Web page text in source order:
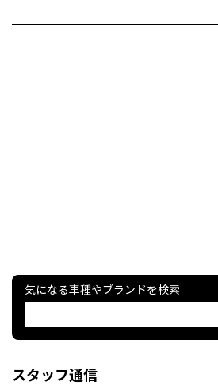
気になる車種やブランドを検索
スタッフ通信